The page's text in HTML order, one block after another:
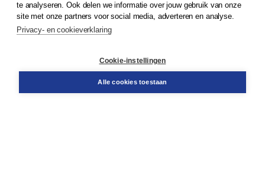
Klantenservice
Service & informatie
Contact
te analyseren. Ook delen we informatie over jouw gebruik van onze
site met onze partners voor social media, adverteren en analyse.
Privacy- en cookieverklaring
Cookie-instellingen
Alle cookies toestaan